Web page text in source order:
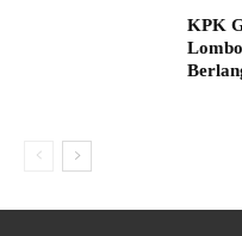
KPK